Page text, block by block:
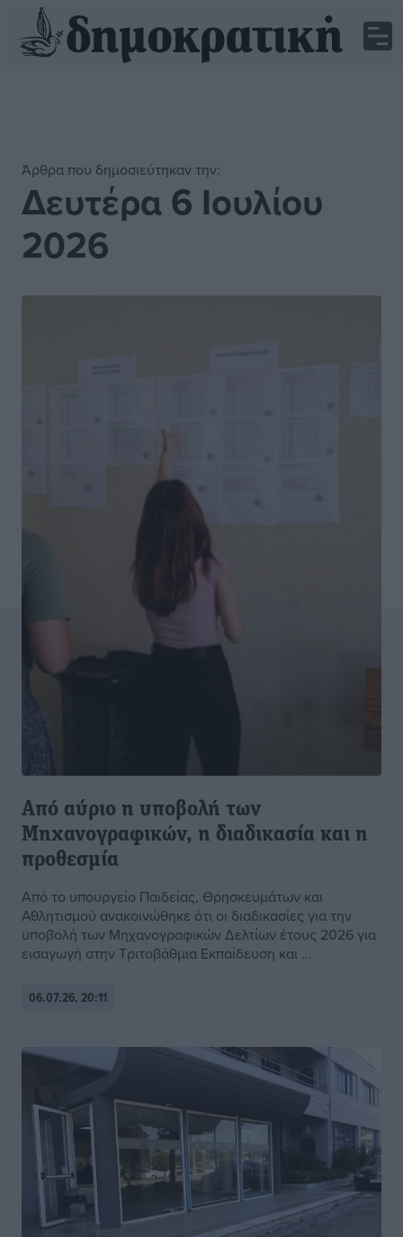
Άρθρα που δημοσιεύτηκαν την:
Δευτέρα 6 Ιουλίου
2026
Από αύριο η υποβολή των
Μηχανογραφικών, η διαδικασία και η
προθεσμία
Από το υπουργείο Παιδείας, Θρησκευμάτων και
Αθλητισμού ανακοινώθηκε ότι οι διαδικασίες για την
υποβολή των Μηχανογραφικών Δελτίων έτους 2026 για
εισαγωγή στην Τριτοβάθμια Εκπαίδευση και ...
06.07.26, 20:11